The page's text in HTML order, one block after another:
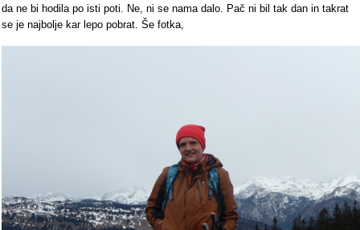
da ne bi hodila po isti poti. Ne, ni se nama dalo. Pač ni bil tak dan in takrat
se je najbolje kar lepo pobrat. Še fotka,